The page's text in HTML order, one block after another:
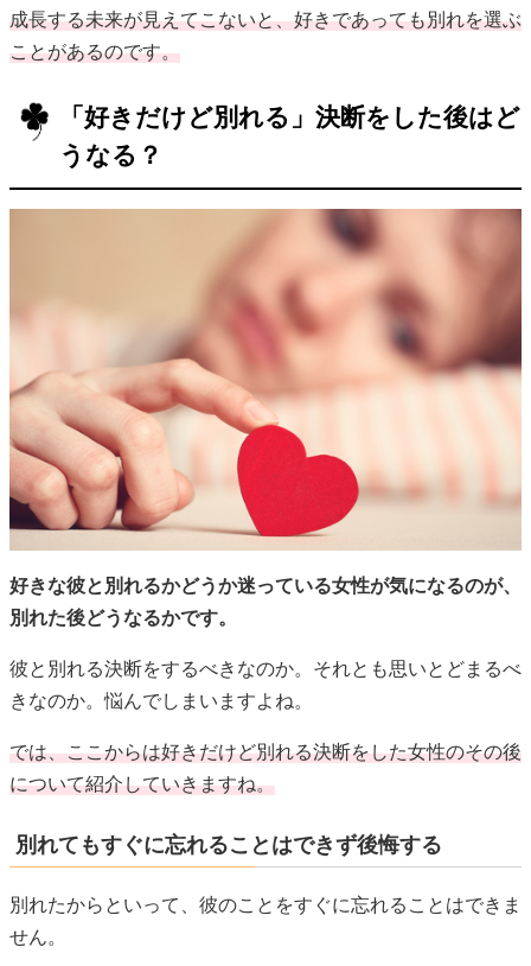
成長する未来が見えてこないと、好きであっても別れを選ぶ
ことがあるのです。
「好きだけど別れる」決断をした後はど
うなる？
好きな彼と別れるかどうか迷っている女性が気になるのが、
別れた後どうなるかです。
彼と別れる決断をするべきなのか。それとも思いとどまるべ
きなのか。悩んでしまいますよね。
では、ここからは好きだけど別れる決断をした女性のその後
について紹介していきますね。
別れてもすぐに忘れることはできず後悔する
別れたからといって、彼のことをすぐに忘れることはできま
せん。